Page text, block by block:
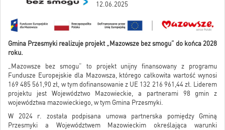
12.06.2025
Gmina Przesmyki realizuje projekt „Mazowsze bez smogu” do końca 2028
roku.
„Mazowsze bez smogu” to projekt unijny finansowany z programu
Fundusze Europejskie dla Mazowsza, którego całkowita wartość wynosi
169 485 561,90 zł, w tym dofinansowanie z UE 132 216 961,44 zł. Liderem
projektu jest Województwo Mazowieckie, a partnerami 98 gmin z
województwa mazowieckiego, w tym Gmina Przesmyki.
W 2024 r. została podpisana umowa partnerska pomiędzy Gminą
Przesmyki a Województwem Mazowieckim określająca warunki